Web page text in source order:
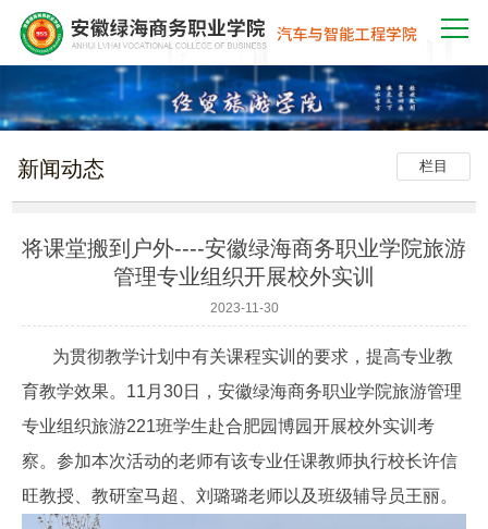
栏目
新闻动态
将课堂搬到户外----安徽绿海商务职业学院旅游
管理专业组织开展校外实训
2023-11-30
为贯彻教学计划中有关课程实训的要求，提高专业教
育教学效果。11月30日，安徽绿海商务职业学院旅游管理
专业组织旅游221班学生赴合肥园博园开展校外实训考
察。参加本次活动的老师有该专业任课教师执行校长许信
旺教授、教研室马超、刘璐璐老师以及班级辅导员王丽。